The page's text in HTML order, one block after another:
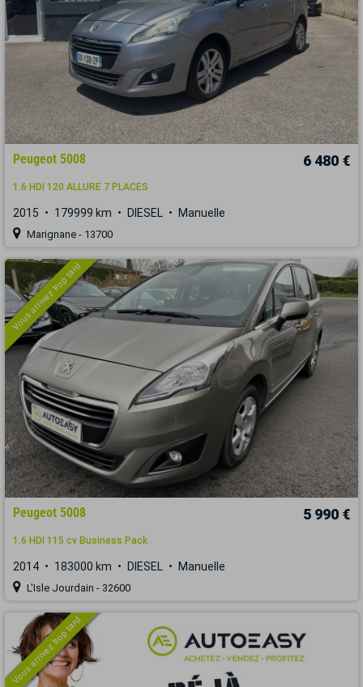
Peugeot 5008 6 480 €
1.6 HDI 120 ALLURE 7 PLACES
2015 179999 km DIESEL Manuelle
Marignane - 13700
Vous arrivez trop tard
Peugeot 5008 5 990 €
1.6 HDI 115 cv Business Pack
2014 183000 km DIESEL Manuelle
L'Isle Jourdain - 32600
Vous arrivez trop tard